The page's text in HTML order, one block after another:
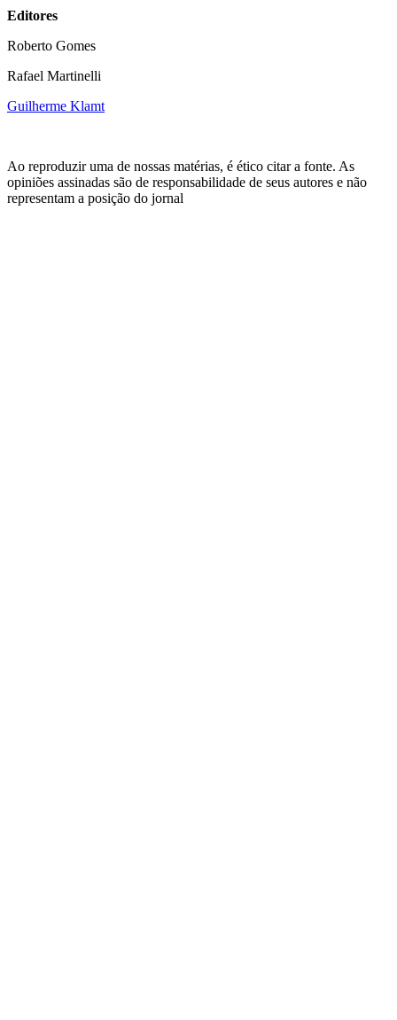
Editores
Roberto Gomes
Rafael Martinelli
Guilherme Klamt
Ao reproduzir uma de nossas matérias, é ético citar a fonte. As
opiniões assinadas são de responsabilidade de seus autores e não
representam a posição do jornal